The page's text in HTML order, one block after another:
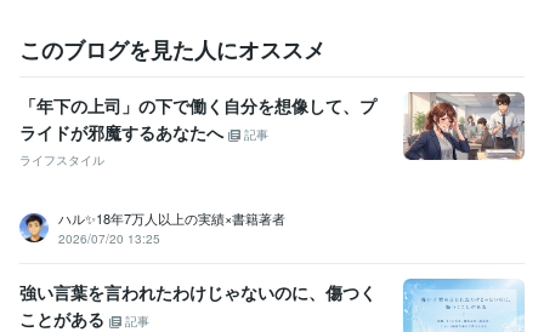
このブログを見た人にオススメ
「年下の上司」の下で働く自分を想像して、プ
ライドが邪魔するあなたへ
記事
ライフスタイル
ハル✨18年7万人以上の実績×書籍著者
2026/07/20 13:25
強い言葉を言われたわけじゃないのに、傷つく
ことがある
記事